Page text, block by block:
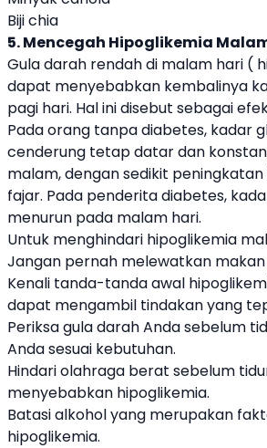
Biji chia
5. Mencegah Hipoglikemia
Gula darah rendah di malam hari (
dapat menyebabkan kembalinya
pagi hari. Hal ini disebut sebagai
Pada orang tanpa diabetes, kadar
cenderung tetap datar dan
malam, dengan sedikit
fajar. Pada penderita diabetes,
menurun pada malam hari.
Untuk menghindari hipoglikemia
Jangan pernah melewatkan
Kenali tanda-tanda awal
dapat mengambil tindakan yang
Periksa gula darah Anda sebelum
Anda sesuai kebutuhan.
Hindari olahraga berat sebelum
menyebabkan hipoglikemia.
Batasi alkohol yang merupakan
hipoglikemia.